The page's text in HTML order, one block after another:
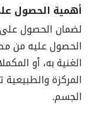
أهمية الحصول
لضمان الحصول
الحصول عليه من
الغنية به، أو
المركزة
الجسم.